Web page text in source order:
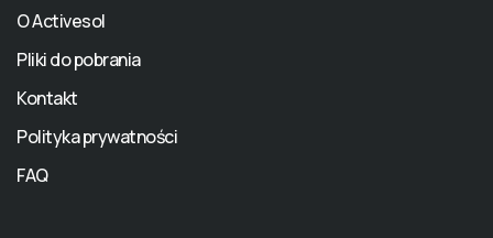
O Activesol
Pliki do pobrania
Kontakt
Polityka prywatności
FAQ